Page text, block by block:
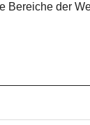
der